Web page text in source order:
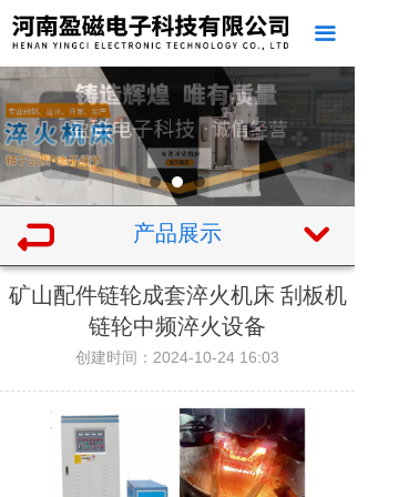
끀
产品展示 낔
矿山配件链轮成套淬火机床 刮板机
链轮中频淬火设备
创建时间： 2024-10-24 16:03